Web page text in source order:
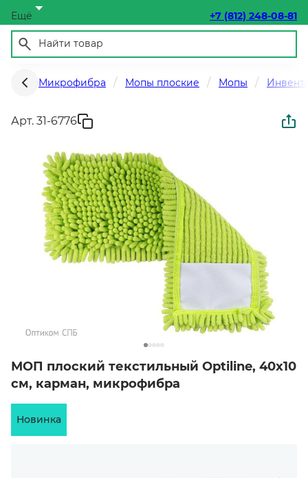
Ещё +7 (812) 248-08-81
Микрофибра Мопы плоские Мопы
Арт. 31-6776
МОП плоский текстильный Optiline, 40х10
см, карман, микрофибра
Новинка